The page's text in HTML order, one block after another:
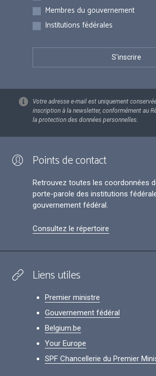
Membres du gouvernement
Institutions fédérales
Votre adresse e-mail est uniquement
inscription à la newsletter, conformément au
la protection des données personnelles.
Points de contact
Retrouvez toutes les coordonnées
porte-parole des institutions
gouvernement fédéral.
Consultez le répertoire
Liens utiles
Premier ministre
Gouvernement fédéral
Belgium.be
Your Europe
SPF Chancellerie du Premier